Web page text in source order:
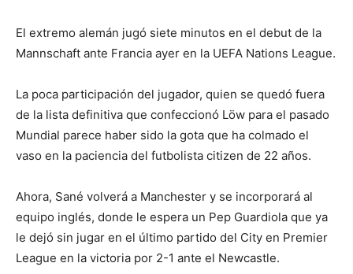
El extremo alemán jugó siete minutos en el debut de la
Mannschaft ante Francia ayer en la UEFA Nations League.
La poca participación del jugador, quien se quedó fuera
de la lista definitiva que confeccionó Löw para el pasado
Mundial parece haber sido la gota que ha colmado el
vaso en la paciencia del futbolista citizen de 22 años.
Ahora, Sané volverá a Manchester y se incorporará al
equipo inglés, donde le espera un Pep Guardiola que ya
le dejó sin jugar en el último partido del City en Premier
League en la victoria por 2-1 ante el Newcastle.